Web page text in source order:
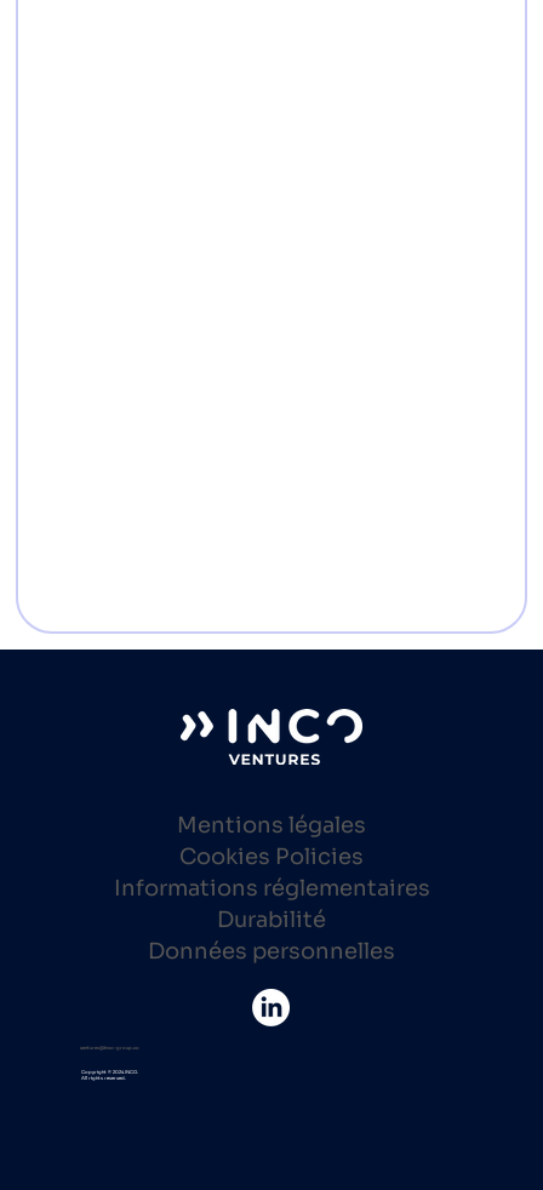
Mentions légales
Cookies Policies
Informations réglementaires
Durabilité
Données personnelles
ventures@inco-group.co
Copyright © 2024 INCO.
All rights reserved.